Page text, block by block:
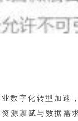
数字化转型加速
源禀赋与数据需